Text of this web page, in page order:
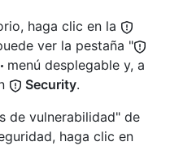
haga clic en la
ver la pestaña "
menú desplegable y, a
Security.
de vulnerabilidad" de
haga clic en